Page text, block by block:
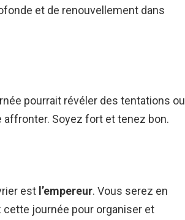
et de renouvellement dans
pourrait révéler des tentations ou
Soyez fort et tenez bon.
est l’empereur. Vous serez en
journée pour organiser et